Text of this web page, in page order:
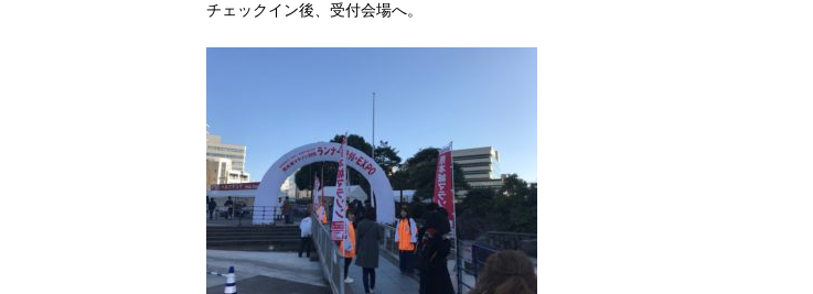
チェックイン後、受付会場へ。